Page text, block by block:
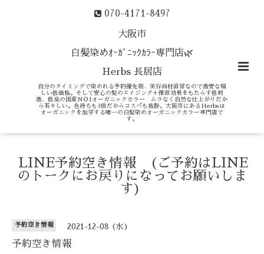
070-4171-8497
大阪市
白髪染めｵｰｶﾞﾆｯｸｶﾗｰ専門店🌿
Herbs 長居店
自分のタイミングで染めれる予約優先制、美容商材直営なので激安な嬉
しい低価格。そして安心の髪のエイジング＋保湿効果をもたらす低刺
激、低臭の国産ＮＯ1オーガニックカラー ムラなく自然な仕上がりだか
ら若々しい。色持ちも3倍だからコスパも抜群。大阪市にあるHerbsは
オーガニックを加学する唯一の白髪染めオーガニックカラー専門店で
す。
LINE予約空き情報 (ご予約はLINE
のトークにお戻りになってお願いしま
す)
予約空き情報 2021-12-08 (水)
予約空き情報